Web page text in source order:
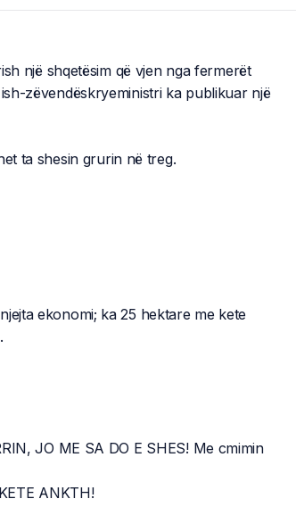
një shqetësim që vjen nga fermerët
zëvendëskryeministri ka publikuar një
ta shesin grurin në treg.
ekonomi; ka 25 hektare me kete
JO ME SA DO E SHES! Me cmimin
ANKTH!